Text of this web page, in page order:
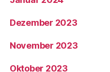
Dezember 2023
November 2023
Oktober 2023